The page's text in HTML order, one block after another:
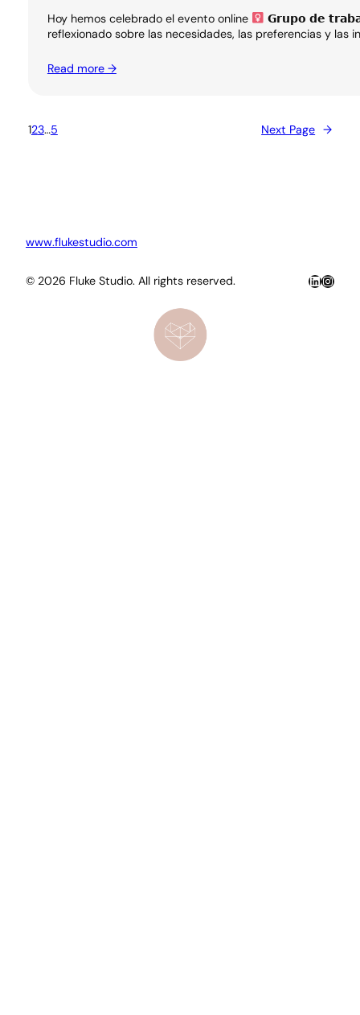
Hoy hemos celebrado el evento online
𝗚𝗿𝘂𝗽𝗼 𝗱𝗲
reflexionado sobre las necesidades, las preferencias y las
Read more →
123…5 Next Page →
www.flukestudio.com
© 2026 Fluke Studio. All rights reserved. LinkedIn